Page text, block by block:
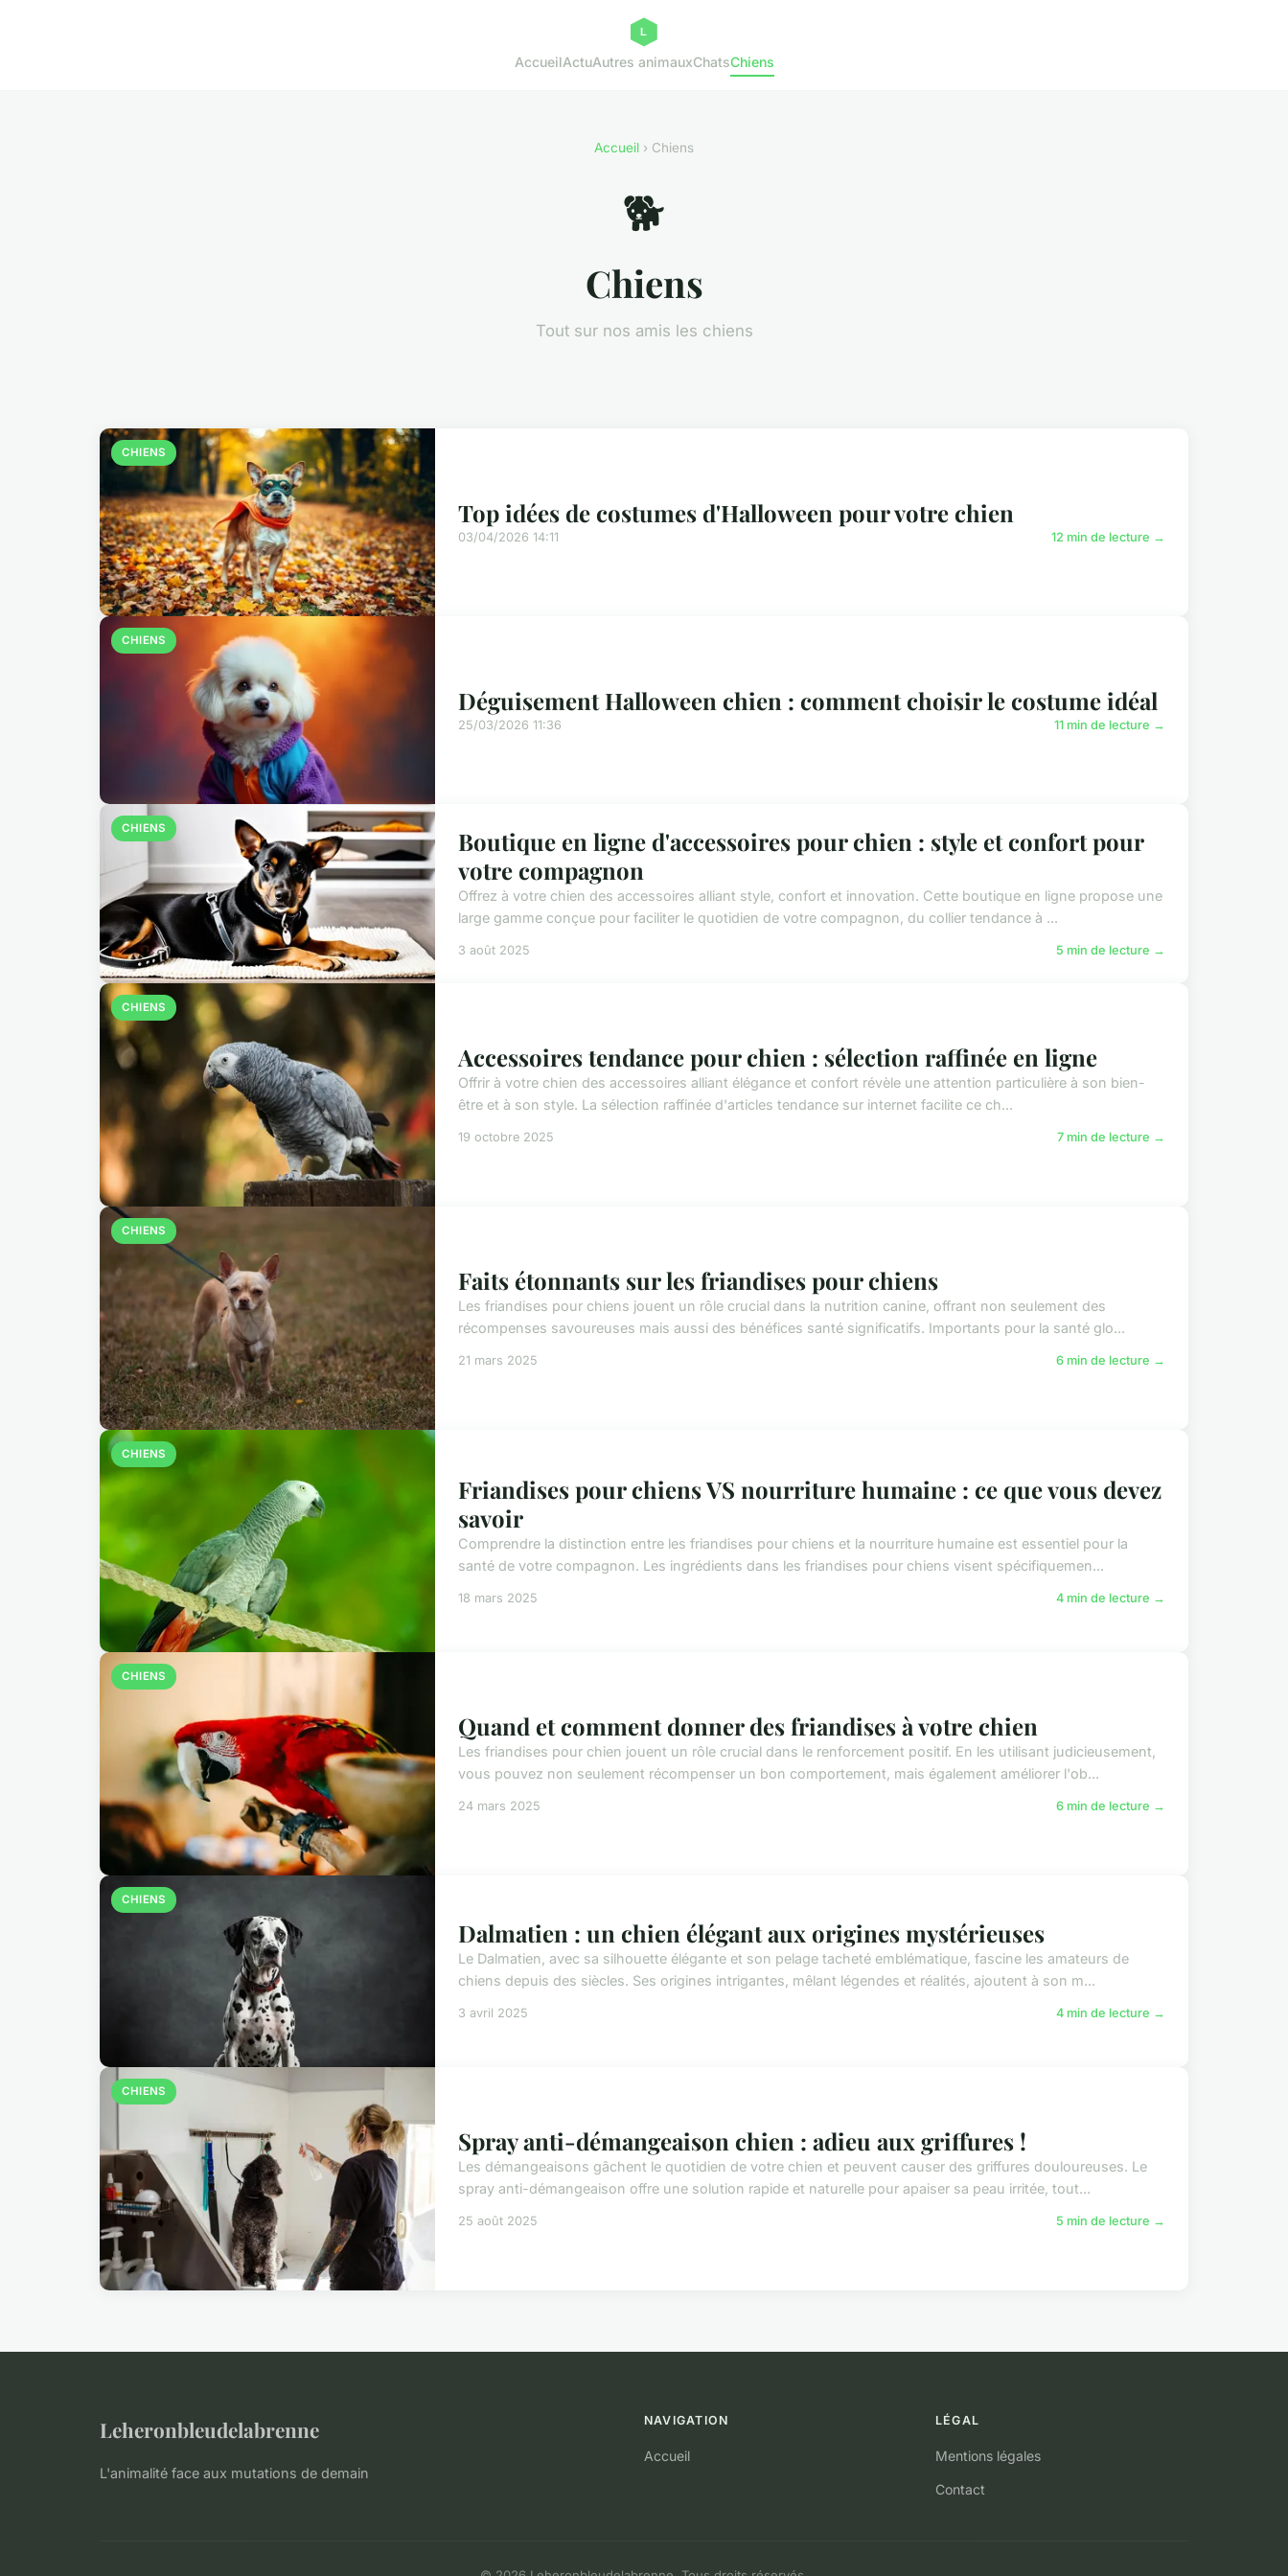
AccueilActuAutres animauxChatsChiens
Accueil › Chiens
🐕
Chiens
Tout sur nos amis les chiens
CHIENS
Top idées de costumes d'Halloween pour votre chien
03/04/2026 14:11 12 min de lecture →
CHIENS
Déguisement Halloween chien : comment choisir le costume idéal
25/03/2026 11:36 11 min de lecture →
CHIENS
Boutique en ligne d'accessoires pour chien : style et confort pour
votre compagnon
Offrez à votre chien des accessoires alliant style, confort et innovation. Cette boutique en ligne propose une
large gamme conçue pour faciliter le quotidien de votre compagnon, du collier tendance à ...
3 août 2025 5 min de lecture →
CHIENS
Accessoires tendance pour chien : sélection raffinée en ligne
Offrir à votre chien des accessoires alliant élégance et confort révèle une attention particulière à son bien-
être et à son style. La sélection raffinée d'articles tendance sur internet facilite ce ch...
19 octobre 2025 7 min de lecture →
CHIENS
Faits étonnants sur les friandises pour chiens
Les friandises pour chiens jouent un rôle crucial dans la nutrition canine, offrant non seulement des
récompenses savoureuses mais aussi des bénéfices santé significatifs. Importants pour la santé glo...
21 mars 2025 6 min de lecture →
CHIENS
Friandises pour chiens VS nourriture humaine : ce que vous devez
savoir
Comprendre la distinction entre les friandises pour chiens et la nourriture humaine est essentiel pour la
santé de votre compagnon. Les ingrédients dans les friandises pour chiens visent spécifiquemen...
18 mars 2025 4 min de lecture →
CHIENS
Quand et comment donner des friandises à votre chien
Les friandises pour chien jouent un rôle crucial dans le renforcement positif. En les utilisant judicieusement,
vous pouvez non seulement récompenser un bon comportement, mais également améliorer l'ob...
24 mars 2025 6 min de lecture →
CHIENS
Dalmatien : un chien élégant aux origines mystérieuses
Le Dalmatien, avec sa silhouette élégante et son pelage tacheté emblématique, fascine les amateurs de
chiens depuis des siècles. Ses origines intrigantes, mêlant légendes et réalités, ajoutent à son m...
3 avril 2025 4 min de lecture →
CHIENS
Spray anti-démangeaison chien : adieu aux griffures !
Les démangeaisons gâchent le quotidien de votre chien et peuvent causer des griffures douloureuses. Le
spray anti-démangeaison offre une solution rapide et naturelle pour apaiser sa peau irritée, tout...
25 août 2025 5 min de lecture →
Leheronbleudelabrenne
L'animalité face aux mutations de demain
NAVIGATION
Accueil
LÉGAL
Mentions légales
Contact